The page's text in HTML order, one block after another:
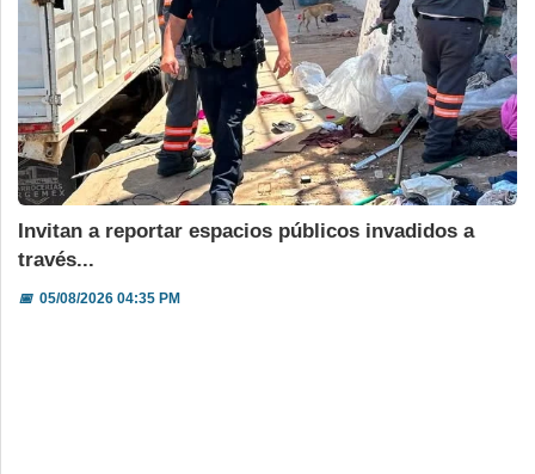
Invitan a reportar espacios públicos invadidos a
través...
📅05/08/2026 04:35 PM